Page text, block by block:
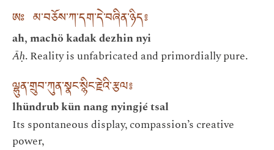
ཨཿ མ་བཅོས་ཀ་དག་དེ་བཞིན་ཉིད༔
ah, machö kadak dezhin nyi
Āḥ. Reality is unfabricated and primordially pure.
ལྷུན་གྲུབ་ཀུན་སྣང་སྙིང་རྗེའི་རྩལ༔
lhündrub kün nang nyingjé tsal
Its spontaneous display, compassion’s creative
power,